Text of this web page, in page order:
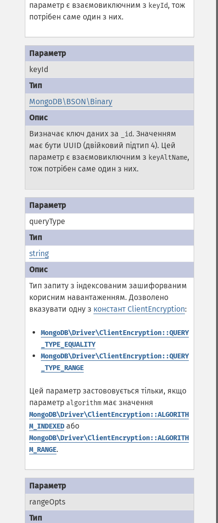
параметр є взаємовиключним з keyId, тож
потрібен саме один з них.
keyId
MongoDB\BSON\Binary
Визначає ключ даних за _id. Значенням
має бути UUID (двійковий підтип 4). Цей
параметр є взаємовиключним з keyAltName,
тож потрібен саме один з них.
queryType
string
Тип запиту з індексованим зашифорваним
корисним навантаженням. Дозволено
вказувати одну з констант ClientEncryption:
MongoDB\Driver\ClientEncryption::QUERY
_TYPE_EQUALITY
MongoDB\Driver\ClientEncryption::QUERY
_TYPE_RANGE
Цей параметр застововується тільки, якщо
параметр algorithm має значення
MongoDB\Driver\ClientEncryption::ALGORITH
M_INDEXED або
MongoDB\Driver\ClientEncryption::ALGORITH
M_RANGE.
rangeOpts